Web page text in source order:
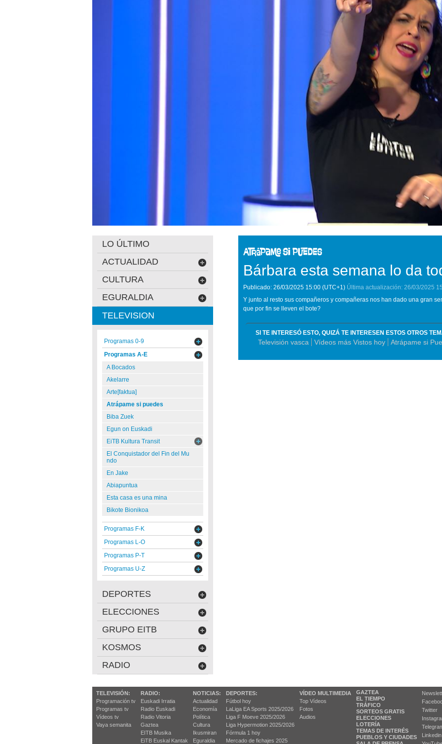
Bárbara esta semana lo da
Publicado: 26/03/2025 15:00 (UTC+1) Última actualización: 26/03/2025
Y junto al resto sus compañeros y compañeras nos han dado una gran
que por fin se lleven el bote?
SI TE INTERESÓ ESTO, QUIZÁ TE INTERESEN ESTOS OTROS
Televisión vasca Vídeos más Vistos hoy Atrápame si
LO ÚLTIMO
ACTUALIDAD
CULTURA
EGURALDIA
TELEVISION
Programas 0-9
Programas A-E
A Bocados
Akelarre
Arte[faktua]
Atrápame si puedes
Biba Zuek
Egun on Euskadi
EiTB Kultura Transit
El Conquistador del Fin del Mu
ndo
En Jake
Abiapuntua
Esta casa es una mina
Bikote Bionikoa
Programas F-K
Programas L-O
Programas P-T
Programas U-Z
DEPORTES
ELECCIONES
GRUPO EITB
KOSMOS
RADIO
TELEVISIÓN:
Programación tv
Programas tv
Vídeos tv
Vaya semanita
RADIO:
Euskadi Irratia
Radio Euskadi
Radio Vitoria
Gaztea
EITB Musika
EiTB Euskal Kantak
NOTICIAS:
Actualidad
Economía
Política
Cultura
Ikusmiran
Eguraldia
DEPORTES:
Fútbol hoy
LaLiga EA Sports 2025/2026
Liga F Moeve 2025/2026
Liga Hypermotion 2025/2026
Fórmula 1 hoy
Mercado de fichajes 2025
VÍDEO MULTIMEDIA
Top Vídeos
Fotos
Audios
GAZTEA
EL TIEMPO
TRÁFICO
SORTEOS GRATIS
ELECCIONES
LOTERÍA
TEMAS DE INTERÉS
PUEBLOS Y CIUDADES
Twitter
Linkedin